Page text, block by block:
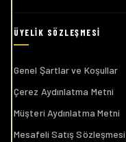
Genel Şartlar ve Koşullar
Çerez Aydınlatma Metni
Müşteri Aydınlatma Metni
Mesafeli Satış Sözleşmesi